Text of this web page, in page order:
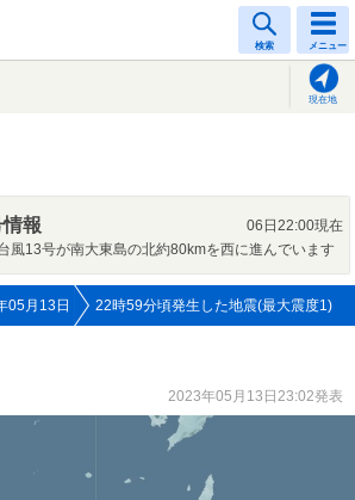
検索 メニュー
現在地
報
06日22:00現在
風13号が南大東島の北約80kmを西に進んでいます
05月13日 22時59分頃発生した地震(最大震度1)
2023年05月13日23:02発表